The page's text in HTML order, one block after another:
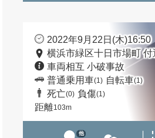
2022年9月22日(木)16:50
横浜市緑区十日市場町 付
車両相互 小破事故
普通乗用車(1) 自転車(1)
死亡(0) 負傷(1)
距離103m
他